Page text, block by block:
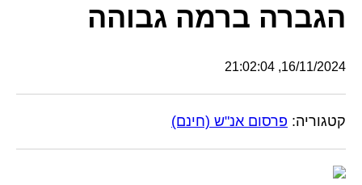
הגברה ברמה גבוהה
16/11/2024, 21:02:04
קטגוריה: פרסום אנ"ש (חינם)